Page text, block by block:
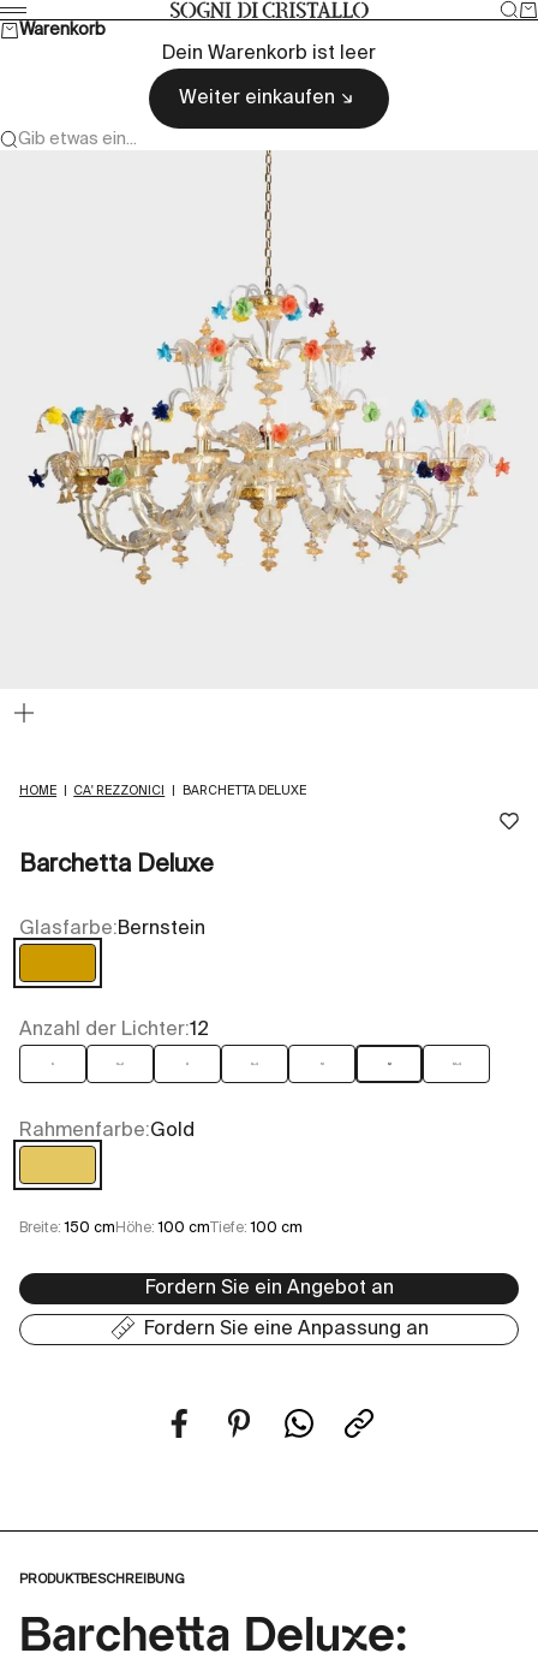
Zum Inhalt springenSogni di cristallo
Menü
Warenkorb
Dein Warenkorb ist leer
Weiter einkaufen
Gib etwas ein...
HOME CA' REZZONICI BARCHETTA DELUXE
Barchetta Deluxe
Glasfarbe:Bernstein
Bernstein
Anzahl der Lichter:12
6 6+2 8 8+4 10 12 12+4
Rahmenfarbe:Gold
Gold
Breite:150 cm Höhe:100 cm Tiefe:100 cm
Fordern Sie ein Angebot an
Fordern Sie eine Anpassung an
PRODUKTBESCHREIBUNG
Barchetta Deluxe: